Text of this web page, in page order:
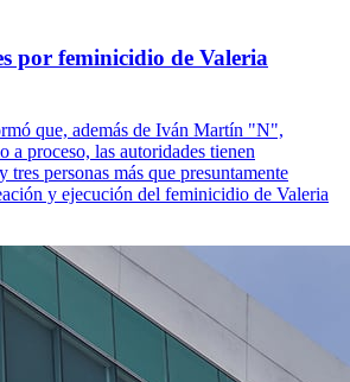
por feminicidio de Valeria
que, además de Iván Martín "N",
a proceso, las autoridades tienen
tres personas más que presuntamente
y ejecución del feminicidio de Valeria